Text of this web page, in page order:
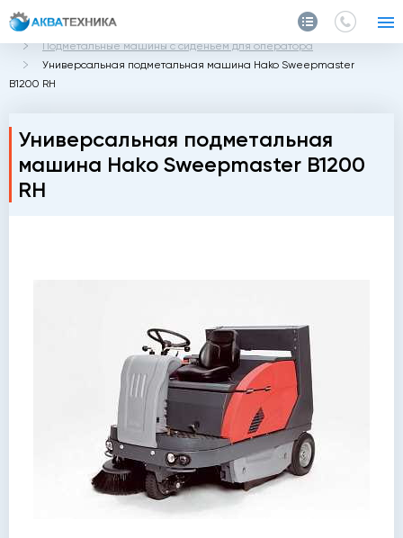
Главная Каталог
Подметальные машины с сиденьем для оператора
Универсальная подметальная машина Hako Sweepmaster
B1200 RH
Универсальная подметальная
машина Hako Sweepmaster B1200
RH